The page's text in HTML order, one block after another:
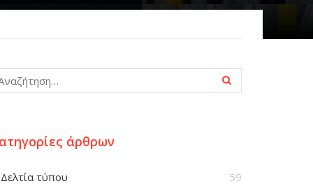
άρθρων
Δελτία τύπου 59